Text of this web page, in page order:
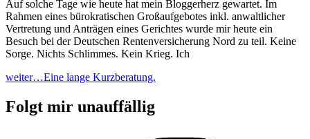
Auf solche Tage wie heute hat mein Bloggerherz gewartet. Im
Rahmen eines bürokratischen Großaufgebotes inkl. anwaltlicher
Vertretung und Anträgen eines Gerichtes wurde mir heute ein
Besuch bei der Deutschen Rentenversicherung Nord zu teil. Keine
Sorge. Nichts Schlimmes. Kein Krieg. Ich
weiter…Eine lange Kurzberatung.
Folgt mir unauffällig